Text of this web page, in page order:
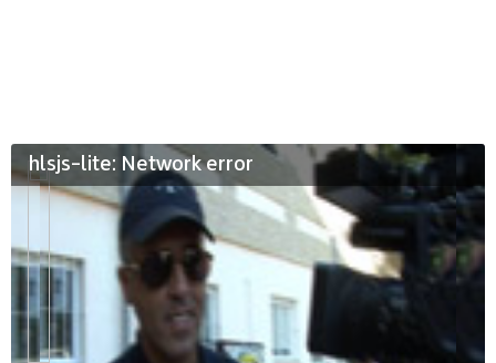
hlsjs-lite: Network error